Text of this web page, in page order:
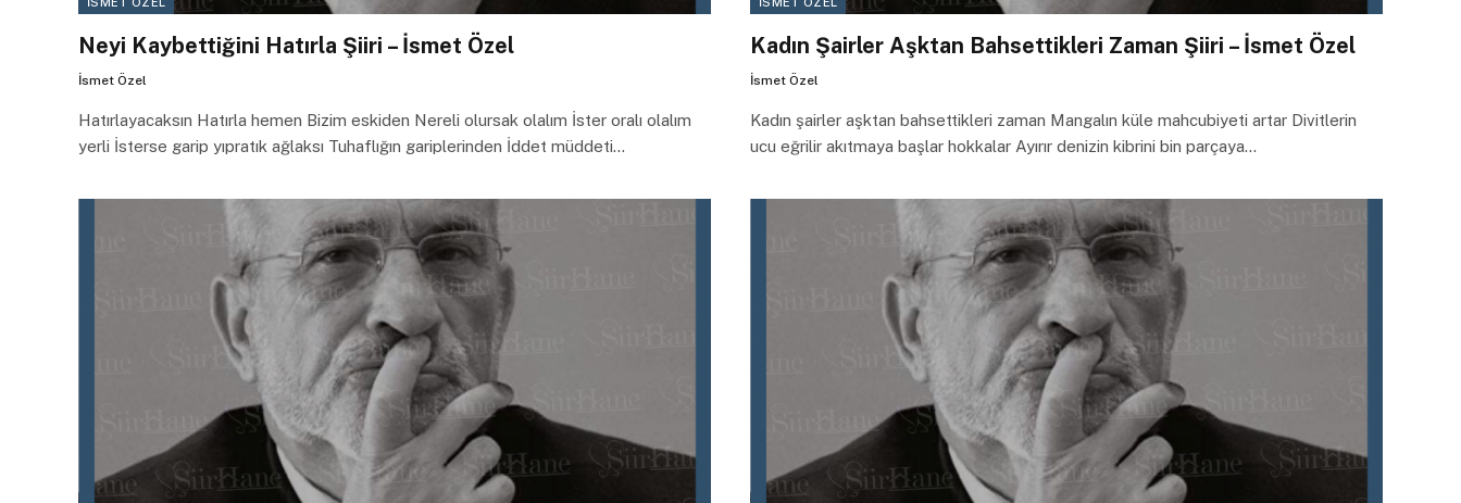
Neyi Kaybettiğini Hatırla Şiiri – İsmet Özel
İsmet Özel
Hatırlayacaksın Hatırla hemen Bizim eskiden Nereli olursak olalım İster oralı olalım
yerli İsterse garip yıpratık ağlaksı Tuhaflığın gariplerinden İddet müddeti…
Kadın Şairler Aşktan Bahsettikleri Zaman Şiiri – İsmet Özel
İsmet Özel
Kadın şairler aşktan bahsettikleri zaman Mangalın küle mahcubiyeti artar Divitlerin
ucu eğrilir akıtmaya başlar hokkalar Ayırır denizin kibrini bin parçaya…